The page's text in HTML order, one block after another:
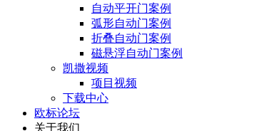
自动平开门案例
弧形自动门案例
折叠自动门案例
磁悬浮自动门案例
凯撒视频
项目视频
下载中心
欧标论坛
关于我们